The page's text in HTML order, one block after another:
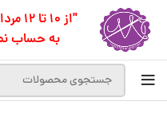
"از 10
به حساب